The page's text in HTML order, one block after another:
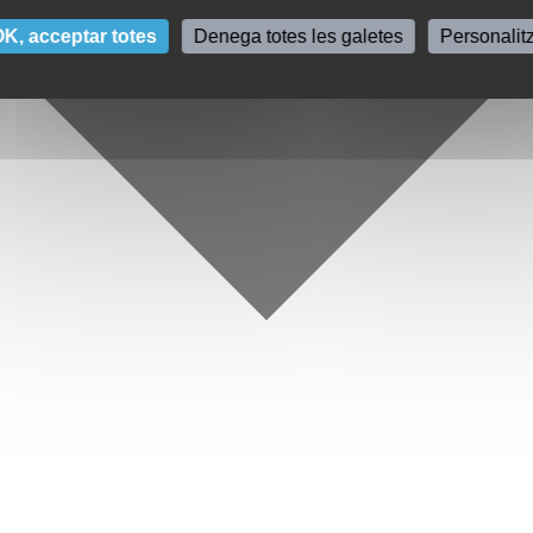
acceptar totes Denega totes les galetes